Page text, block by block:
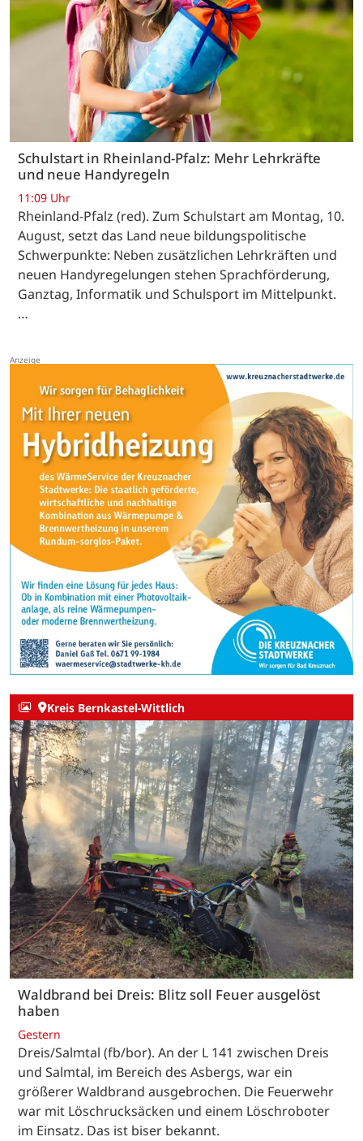
Schulstart in Rheinland-Pfalz: Mehr Lehrkräfte
und neue Handyregeln
11:09 Uhr
Rheinland-Pfalz (red). Zum Schulstart am Montag, 10.
August, setzt das Land neue bildungspolitische
Schwerpunkte: Neben zusätzlichen Lehrkräften und
neuen Handyregelungen stehen Sprachförderung,
Ganztag, Informatik und Schulsport im Mittelpunkt.
…
Kreis Bernkastel-Wittlich
Waldbrand bei Dreis: Blitz soll Feuer ausgelöst
haben
Gestern
Dreis/Salmtal (fb/bor). An der L 141 zwischen Dreis
und Salmtal, im Bereich des Asbergs, war ein
größerer Waldbrand ausgebrochen. Die Feuerwehr
war mit Löschrucksäcken und einem Löschroboter
im Einsatz. Das ist biser bekannt.